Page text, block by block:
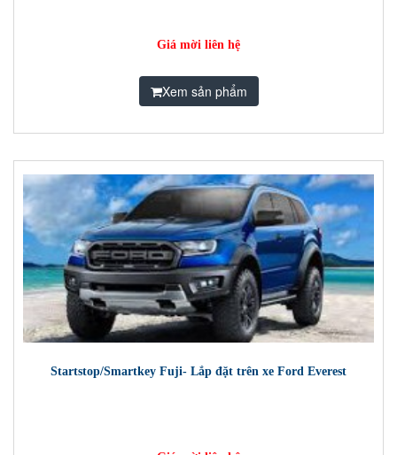
Giá mời liên hệ
Xem sản phẩm
Startstop/Smartkey Fuji- Lắp đặt trên xe Ford Everest